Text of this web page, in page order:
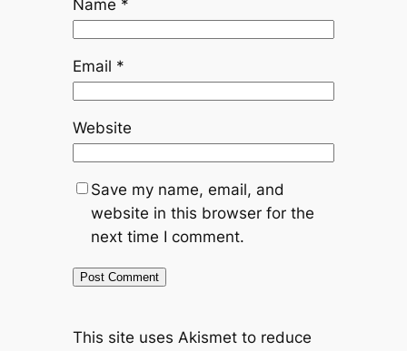
Name *
Email *
Website
Save my name, email, and
website in this browser for the
next time I comment.
This site uses Akismet to reduce